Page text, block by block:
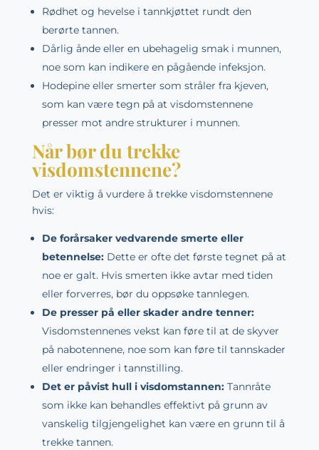
Rødhet og hevelse i tannkjøttet rundt den
berørte tannen.
Dårlig ånde eller en ubehagelig smak i munnen,
noe som kan indikere en pågående infeksjon.
Hodepine eller smerter som stråler fra kjeven,
som kan være tegn på at visdomstennene
presser mot andre strukturer i munnen.
Når bør du trekke
visdomstennene?
Det er viktig å vurdere å trekke visdomstennene
hvis:
De forårsaker vedvarende smerte eller
betennelse:Dette er ofte det første tegnet på at
noe er galt. Hvis smerten ikke avtar med tiden
eller forverres, bør du oppsøke tannlegen.
De presser på eller skader andre tenner:
Visdomstennenes vekst kan føre til at de skyver
på nabotennene, noe som kan føre til tannskader
eller endringer i tannstilling.
Det er påvist hull i visdomstannen:Tannråte
som ikke kan behandles effektivt på grunn av
vanskelig tilgjengelighet kan være en grunn til å
trekke tannen.